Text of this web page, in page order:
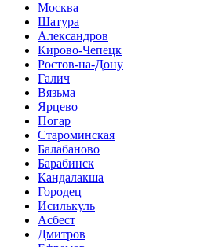
Москва
Шатура
Александров
Кирово-Чепецк
Ростов-на-Дону
Галич
Вязьма
Ярцево
Погар
Староминская
Балабаново
Барабинск
Кандалакша
Городец
Исилькуль
Асбест
Дмитров